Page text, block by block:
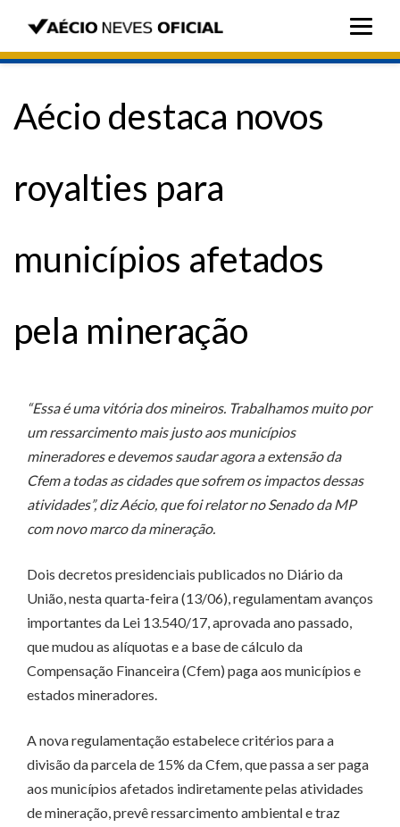
Aécio destaca novos
royalties para
municípios afetados
pela mineração
“Essa é uma vitória dos mineiros. Trabalhamos muito por
um ressarcimento mais justo aos municípios
mineradores e devemos saudar agora a extensão da
Cfem a todas as cidades que sofrem os impactos dessas
atividades”, diz Aécio, que foi relator no Senado da MP
com novo marco da mineração.
Dois decretos presidenciais publicados no Diário da
União, nesta quarta-feira (13/06), regulamentam avanços
importantes da Lei 13.540/17, aprovada ano passado,
que mudou as alíquotas e a base de cálculo da
Compensação Financeira (Cfem) paga aos municípios e
estados mineradores.
A nova regulamentação estabelece critérios para a
divisão da parcela de 15% da Cfem, que passa a ser paga
aos municípios afetados indiretamente pelas atividades
de mineração, prevê ressarcimento ambiental e traz